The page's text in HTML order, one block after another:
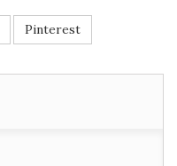
Pinterest